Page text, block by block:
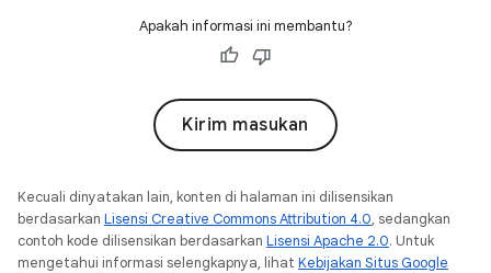
Apakah informasi ini membantu?
Kirim masukan
Kecuali dinyatakan lain, konten di halaman ini dilisensikan
berdasarkan Lisensi Creative Commons Attribution 4.0, sedangkan
contoh kode dilisensikan berdasarkan Lisensi Apache 2.0. Untuk
mengetahui informasi selengkapnya, lihat Kebijakan Situs Google